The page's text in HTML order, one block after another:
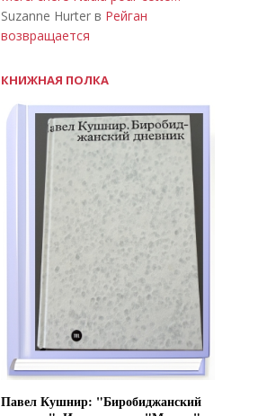
Suzanne Hurter в Рейган
возвращается
КНИЖНАЯ ПОЛКА
Павел Кушнир: "Биробиджанский